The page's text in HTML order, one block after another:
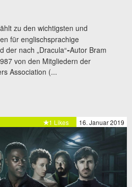
zu den wichtigsten und
für englischsprachige
der nach „Dracula“-Autor Bram
von den Mitgliedern der
Association (...
16. Januar 2019
1 Likes